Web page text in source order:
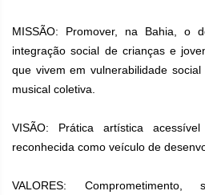
MISSÃO: Promover, na Bahia, o
integração social de crianças e
que vivem em vulnerabilidade
musical coletiva.
VISÃO: Prática artística
reconhecida como veículo de
VALORES: Comprometimento,